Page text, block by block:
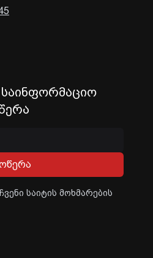
საინფორმაციო
საიტის მოხმარების